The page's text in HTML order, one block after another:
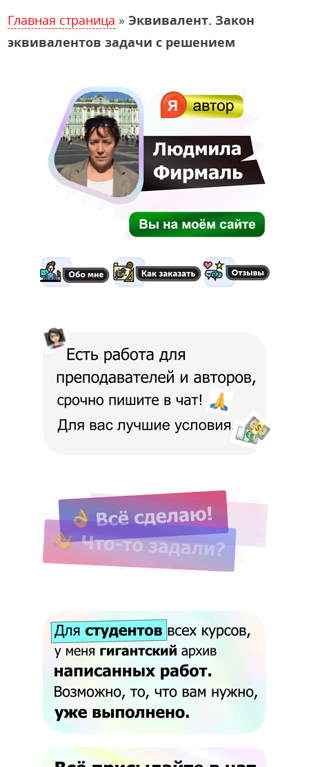
Главная страница »Эквивалент. Закон
эквивалентов задачи с решением